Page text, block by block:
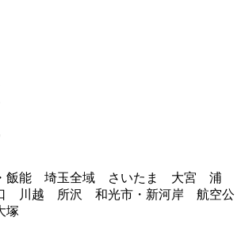
飯能 埼玉全域 さいたま 大宮 浦
川越 所沢 和光市・新河岸 航空公
塚